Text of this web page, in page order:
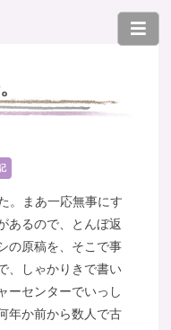
。まあ一応無事にす
あるので、とんぼ返
の原稿を、そこで事
、しゃかりきで書い
ーセンターでいっし
年か前から数人で古